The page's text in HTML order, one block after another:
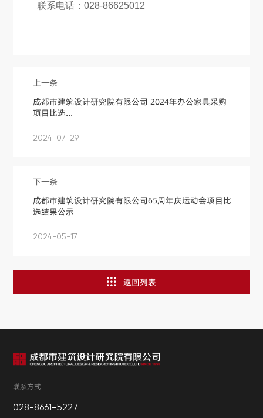
联系电话：028-86625012
上一条
成都市建筑设计研究院有限公司 2024年办公家具采购
项目比选...
2024-07-29
下一条
成都市建筑设计研究院有限公司65周年庆运动会项目比
选结果公示
2024-05-17
返回列表
联系方式
028-8661-5227